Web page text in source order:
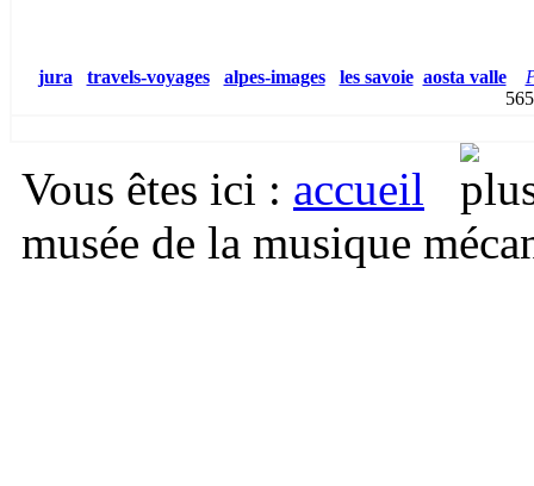
jura travels-voyages alpes-images les savoie aosta valle
Vous êtes ici : accueil
musée de la musique